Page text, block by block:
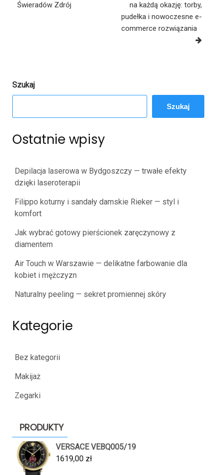
Świeradów Zdrój
na każdą okazję: torby,
pudełka i nowoczesne e-
commerce rozwiązania
Szukaj
Szukaj
Ostatnie wpisy
Depilacja laserowa w Bydgoszczy — trwałe efekty
dzięki laseroterapii
Filippo koturny i sandały damskie Rieker — styl i
komfort
Jak wybrać gotowy pierścionek zaręczynowy z
diamentem
Air Touch w Warszawie — delikatne farbowanie dla
kobiet i mężczyzn
Naturalny peeling — sekret promiennej skóry
Kategorie
Bez kategorii
Makijaż
Zegarki
PRODUKTY
VERSACE VEBQ005/19
1619,00 zł